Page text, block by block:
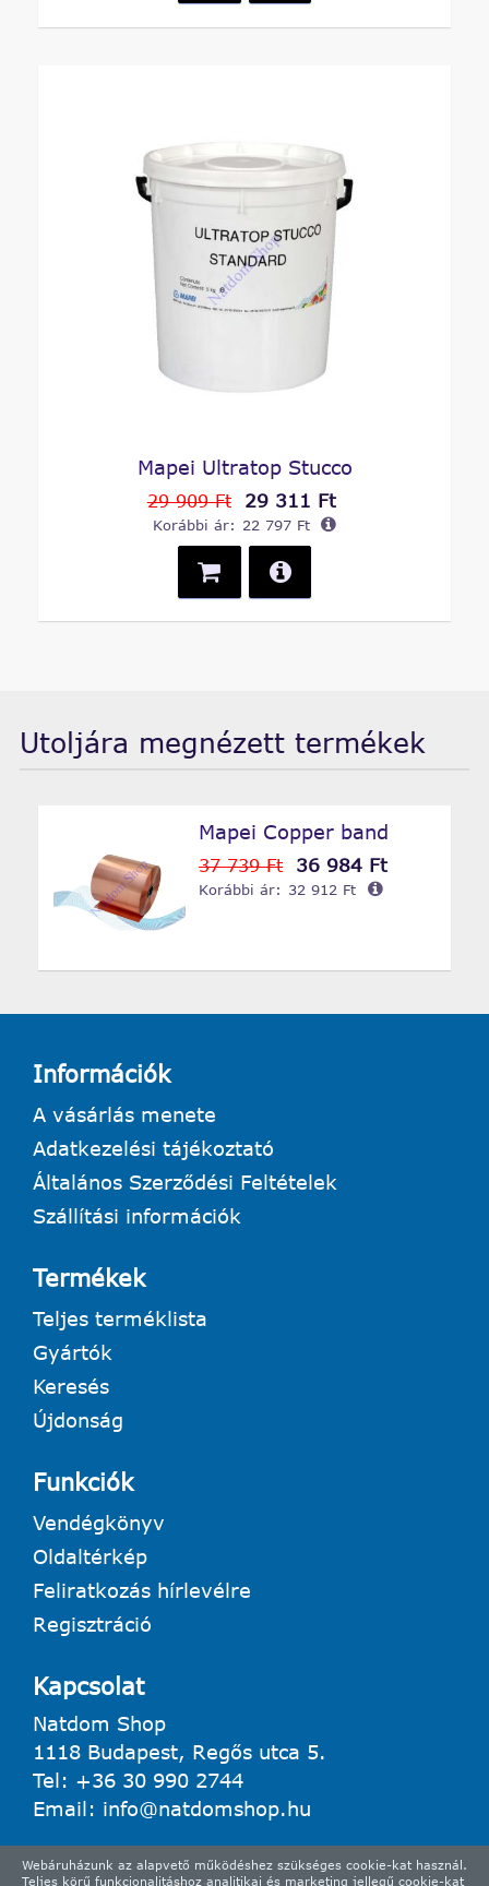
Webáruházunk az alapvető működéshez szükséges cookie-kat használ.
Teljes körű funkcionalitáshoz analitikai és marketing jellegű cookie-kat
Mapei Ultratop Stucco
29 909 Ft 29 311 Ft
Korábbi ár: 22 797 Ft
Utoljára megnézett termékek
Mapei Copper band
37 739 Ft 36 984 Ft
Korábbi ár: 32 912 Ft
Információk
A vásárlás menete
Adatkezelési tájékoztató
Általános Szerződési Feltételek
Szállítási információk
Termékek
Teljes terméklista
Gyártók
Keresés
Újdonság
Funkciók
Vendégkönyv
Oldaltérkép
Feliratkozás hírlevélre
Regisztráció
Kapcsolat
Natdom Shop
1118 Budapest, Regős utca 5.
Tel: +36 30 990 2744
Email: info@natdomshop.hu